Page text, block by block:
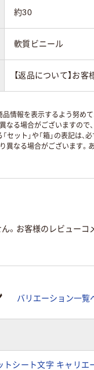
約30
軟質ビニール
【返品について】お
情報を表示するよう努めて
なる場合がございますので
セット」や「箱」の表記は
異なる場合がございます。
。お客様のレビューコ
バリエーション一覧
トシート文字 キャリエ